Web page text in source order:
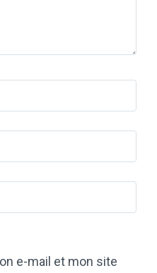
e-mail et mon site